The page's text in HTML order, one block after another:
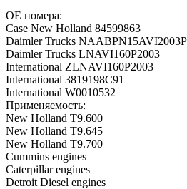
OE номера:
Case New Holland 84599863
Daimler Trucks
Daimler Trucks LNAVI160P2003
International ZLNAVI160P2003
International 3819198C91
International W0010532
Применяемость:
New Holland T9.600
New Holland T9.645
New Holland T9.700
Cummins engines
Caterpillar engines
Detroit Diesel engines